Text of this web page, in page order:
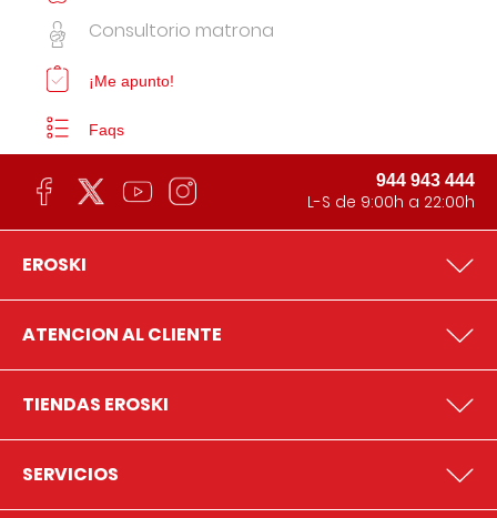
Consultorio matrona
¡Me apunto!
Faqs
944 943 444
L-S de 9:00h a 22:00h
EROSKI
ATENCION AL CLIENTE
TIENDAS EROSKI
SERVICIOS